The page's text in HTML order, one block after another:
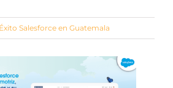
Salesforce en Guatemala